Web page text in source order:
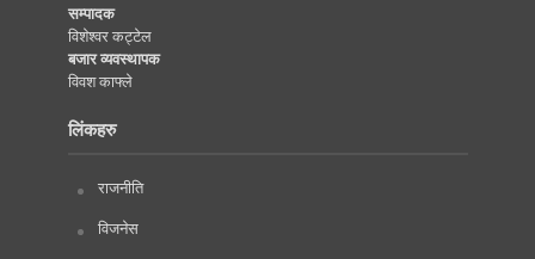
सम्पादक
विशेश्वर कट्टेल
बजार व्यवस्थापक
विवश काफ्ले
लिंकहरु
राजनीति
विजनेस